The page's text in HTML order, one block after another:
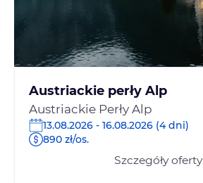
Austriackie perły Alp
Austriackie Perły Alp
13.08.2026 - 16.08.2026 (4 dni)
890 zł/os.
Szczegóły oferty